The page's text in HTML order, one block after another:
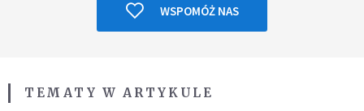
WSPOMÓŻ NAS
TEMATY W ARTYKULE